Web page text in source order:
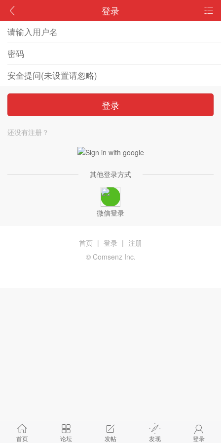
登录
登录
还没有注册？
其他登录方式
微信登录
首页 论坛 发帖 发现 登录
首页 | 登录 | 注册
© Comsenz Inc.